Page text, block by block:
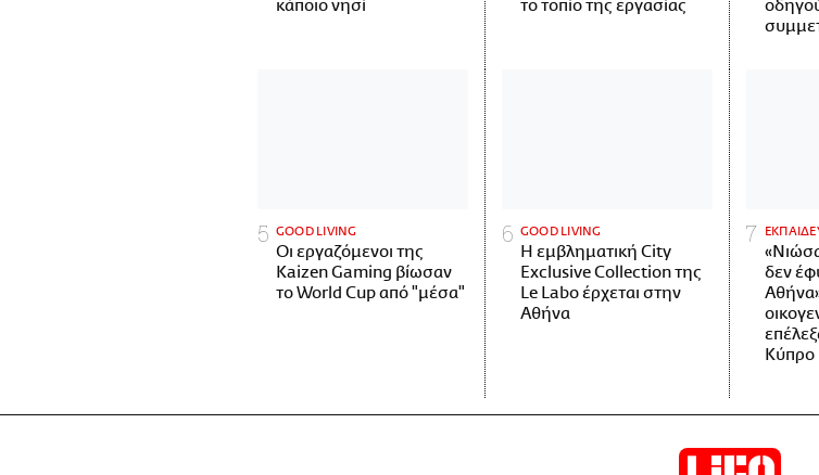
κάποιο νησί
το τοπίο της εργασίας
GOOD LIVING
Οι εργαζόμενοι της
Kaizen Gaming βίωσαν
το World Cup από "μέσα"
GOOD LIVING
Η εμβληματική City
Exclusive Collection της
Le Labo έρχεται στην
Αθήνα
δεν
Κύπρο